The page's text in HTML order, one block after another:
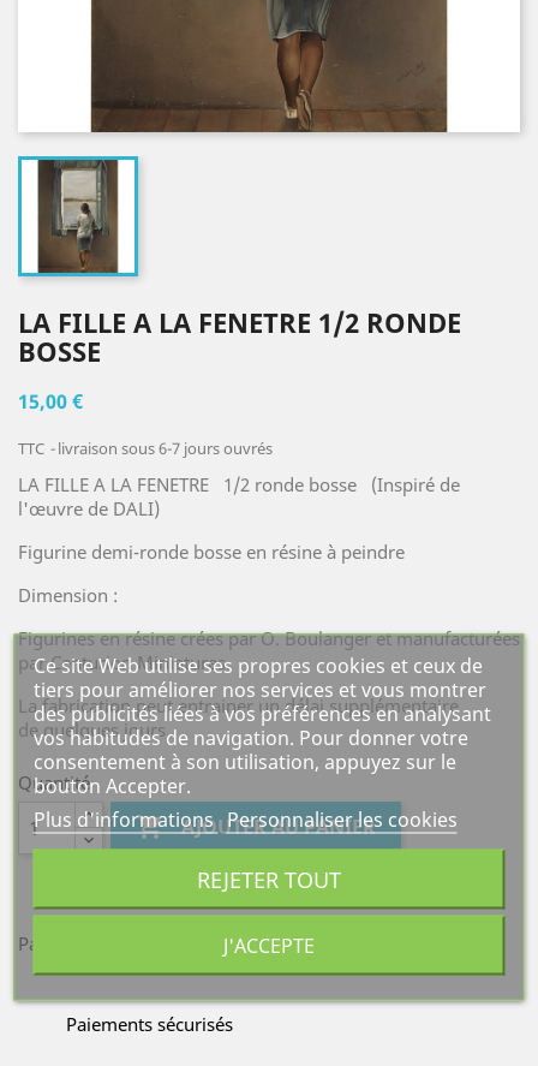
LA FILLE A LA FENETRE 1/2 RONDE
BOSSE
15,00 €
TTC livraison sous 6-7 jours ouvrés
LA FILLE A LA FENETRE 1/2 ronde bosse (Inspiré de
l'œuvre de DALI)
Figurine demi-ronde bosse en résine à peindre
Dimension :
Figurines en résine crées par O. Boulanger et manufacturées
par Centurion Miniatures.
La fabrication peut entrainer un délai supplémentaire
de quelques jours.
Quantité
 AJOUTER AU PANIER
Partager
Paiements sécurisés
Ce site Web utilise ses propres cookies et ceux de
tiers pour améliorer nos services et vous montrer
des publicités liées à vos préférences en analysant
vos habitudes de navigation. Pour donner votre
consentement à son utilisation, appuyez sur le
bouton Accepter.
Plus d'informations Personnaliser les cookies
REJETER TOUT
J'ACCEPTE